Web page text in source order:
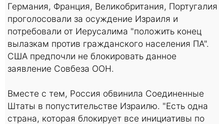
Германия, Франция, Великобритания, Португалия
проголосовали за осуждение Израиля и
потребовали от Иерусалима "положить конец
вылазкам против гражданского населения ПА".
США предпочли не блокировать данное
заявление Совбеза ООН.
Вместе с тем, Россия обвинила Соединенные
Штаты в попустительстве Израилю. "Есть одна
страна, которая блокирует все инициативы по